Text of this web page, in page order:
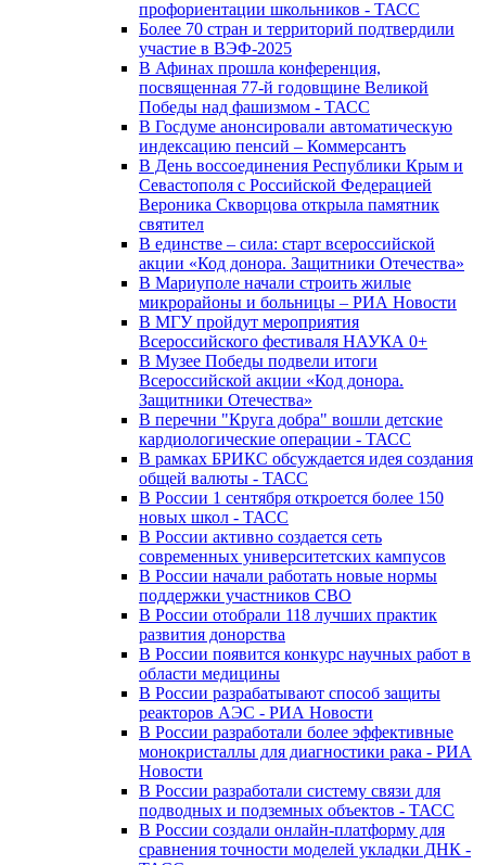
профориентации школьников - ТАСС
Более 70 стран и территорий подтвердили
участие в ВЭФ-2025
В Афинах прошла конференция,
посвященная 77-й годовщине Великой
Победы над фашизмом - ТАСС
В Госдуме анонсировали автоматическую
индексацию пенсий – Коммерсантъ
В День воссоединения Республики Крым и
Севастополя с Российской Федерацией
Вероника Скворцова открыла памятник
святител
В единстве – сила: старт всероссийской
акции «Код донора. Защитники Отечества»
В Мариуполе начали строить жилые
микрорайоны и больницы – РИА Новости
В МГУ пройдут мероприятия
Всероссийского фестиваля НАУКА 0+
В Музее Победы подвели итоги
Всероссийской акции «Код донора.
Защитники Отечества»
В перечни "Круга добра" вошли детские
кардиологические операции - ТАСС
В рамках БРИКС обсуждается идея создания
общей валюты - ТАСС
В России 1 сентября откроется более 150
новых школ - ТАСС
В России активно создается сеть
современных университетских кампусов
В России начали работать новые нормы
поддержки участников СВО
В России отобрали 118 лучших практик
развития донорства
В России появится конкурс научных работ в
области медицины
В России разрабатывают способ защиты
реакторов АЭС - РИА Новости
В России разработали более эффективные
монокристаллы для диагностики рака - РИА
Новости
В России разработали систему связи для
подводных и подземных объектов - ТАСС
В России создали онлайн-платформу для
сравнения точности моделей укладки ДНК -